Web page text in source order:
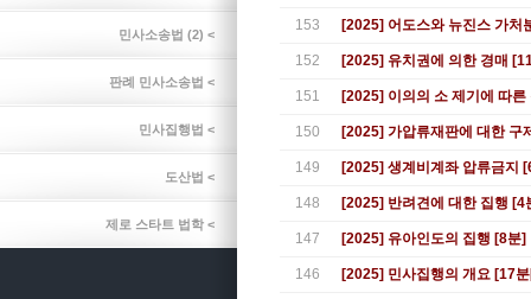
민사소송법 (2) <
판례 민사소송법 <
민사집행법 <
도산법 <
제로 스타트 법학 <
153 [2025] 어도스와 뉴진스 가처
152 [2025] 유치권에 의한 경매
151 [2025] 이의의 소 제기에 따
150 [2025] 가압류재판에 대한 구
149 [2025] 생계비계좌 압류금지
148 [2025] 반려견에 대한 집행 [4
147 [2025] 유아인도의 집행 [8분]
146 [2025] 민사집행의 개요 [17